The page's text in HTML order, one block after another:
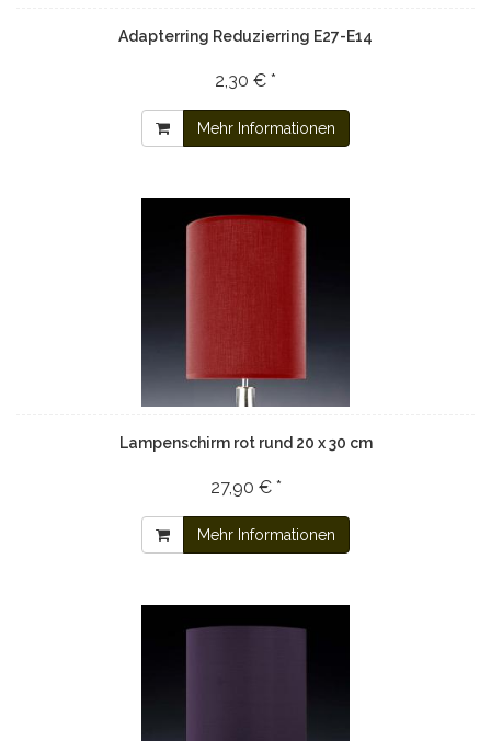
Adapterring Reduzierring E27-E14
2,30 € *
Mehr Informationen
Lampenschirm rot rund 20 x 30 cm
27,90 € *
Mehr Informationen